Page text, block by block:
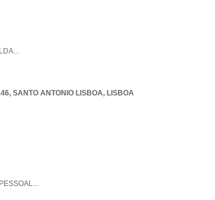
LDA...
, SANTO ANTONIO LISBOA, LISBOA
...